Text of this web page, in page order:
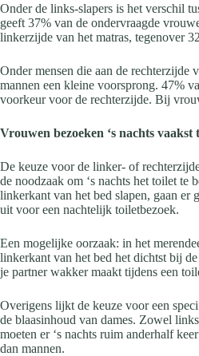
Onder de links-slapers is het verschil
geeft 37% van de ondervraagde
linkerzijde van het matras, tegenover
Onder mensen die aan de rechterzijde
mannen een kleine voorsprong. 47%
voorkeur voor de rechterzijde. Bij
Vrouwen bezoeken ‘s nachts vaakst
De keuze voor de linker- of
de noodzaak om ‘s nachts het toilet te
linkerkant van het bed slapen, gaan er
uit voor een nachtelijk toiletbezoek.
Een mogelijke oorzaak: in het
linkerkant van het bed het dichtst bij
je partner wakker maakt tijdens een
Overigens lijkt de keuze voor een
de blaasinhoud van dames. Zowel
moeten er ‘s nachts ruim anderhalf
dan mannen.